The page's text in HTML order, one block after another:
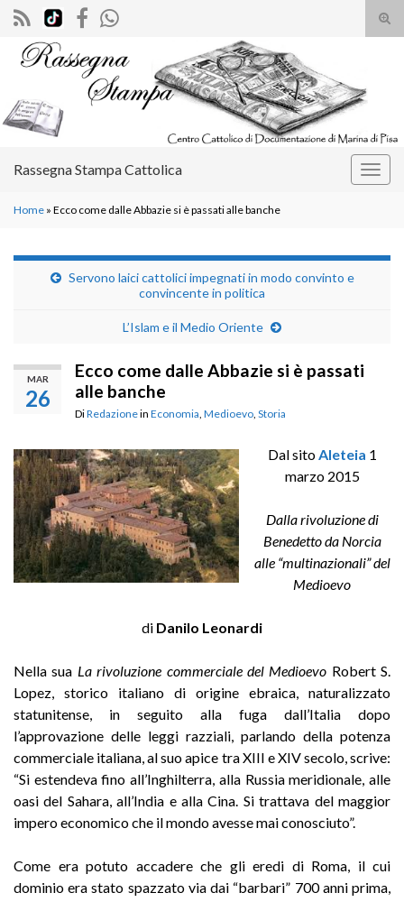
il
Search for:
Rassegna Stampa Cattolica
Home » Ecco come dalle Abbazie si è passati alle banche
Servono laici cattolici impegnati in modo convinto e
convincente in politica
L’Islam e il Medio Oriente
MAR
26
Ecco come dalle Abbazie si è passati
alle banche
DiRedazionein Economia Medioevo Storia
Dal sito Aleteia 1
marzo 2015
Dalla rivoluzione di
Benedetto da Norcia
alle “multinazionali” del
Medioevo
di Danilo Leonardi
Nella sua La rivoluzione commerciale del Medioevo Robert S.
Lopez, storico italiano di origine ebraica, naturalizzato
statunitense, in seguito alla fuga dall’Italia dopo
l’approvazione delle leggi razziali, parlando della potenza
commerciale italiana, al suo apice tra XIII e XIV secolo, scrive:
“Si estendeva fino all’Inghilterra, alla Russia meridionale, alle
oasi del Sahara, all’India e alla Cina. Si trattava del maggior
impero economico che il mondo avesse mai conosciuto”.
Come era potuto accadere che gli eredi di Roma, il cui
dominio era stato spazzato via dai “barbari” 700 anni prima,